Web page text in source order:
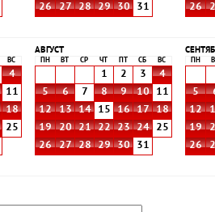
26
27 28 29 30 31
26
ВС
4
11
18
25
АВГУСТ
ПН ВТ СР ЧТ СБ ВС
1 2 3
4
5
6 7 8 9 10
11
12
13 14 15 16 17
18
19
20 21 22 23 24
25
26
27 28 29 30 31
ПН
5
12
19
26